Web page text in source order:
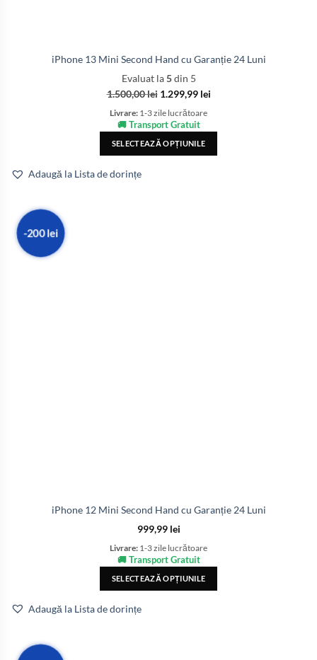
iPhone 13 Mini Second Hand cu Garanție 24 Luni
Evaluat la5din 5
1.500,00lei 1.299,99 lei
Livrare: 1-3 zile lucrătoare
🚚 Transport Gratuit
SELECTEAZĂ OPȚIUNILE
Adaugă la Lista de dorințe
-200 lei
iPhone 12 Mini Second Hand cu Garanție 24 Luni
999,99 lei
Livrare: 1-3 zile lucrătoare
🚚 Transport Gratuit
SELECTEAZĂ OPȚIUNILE
Adaugă la Lista de dorințe